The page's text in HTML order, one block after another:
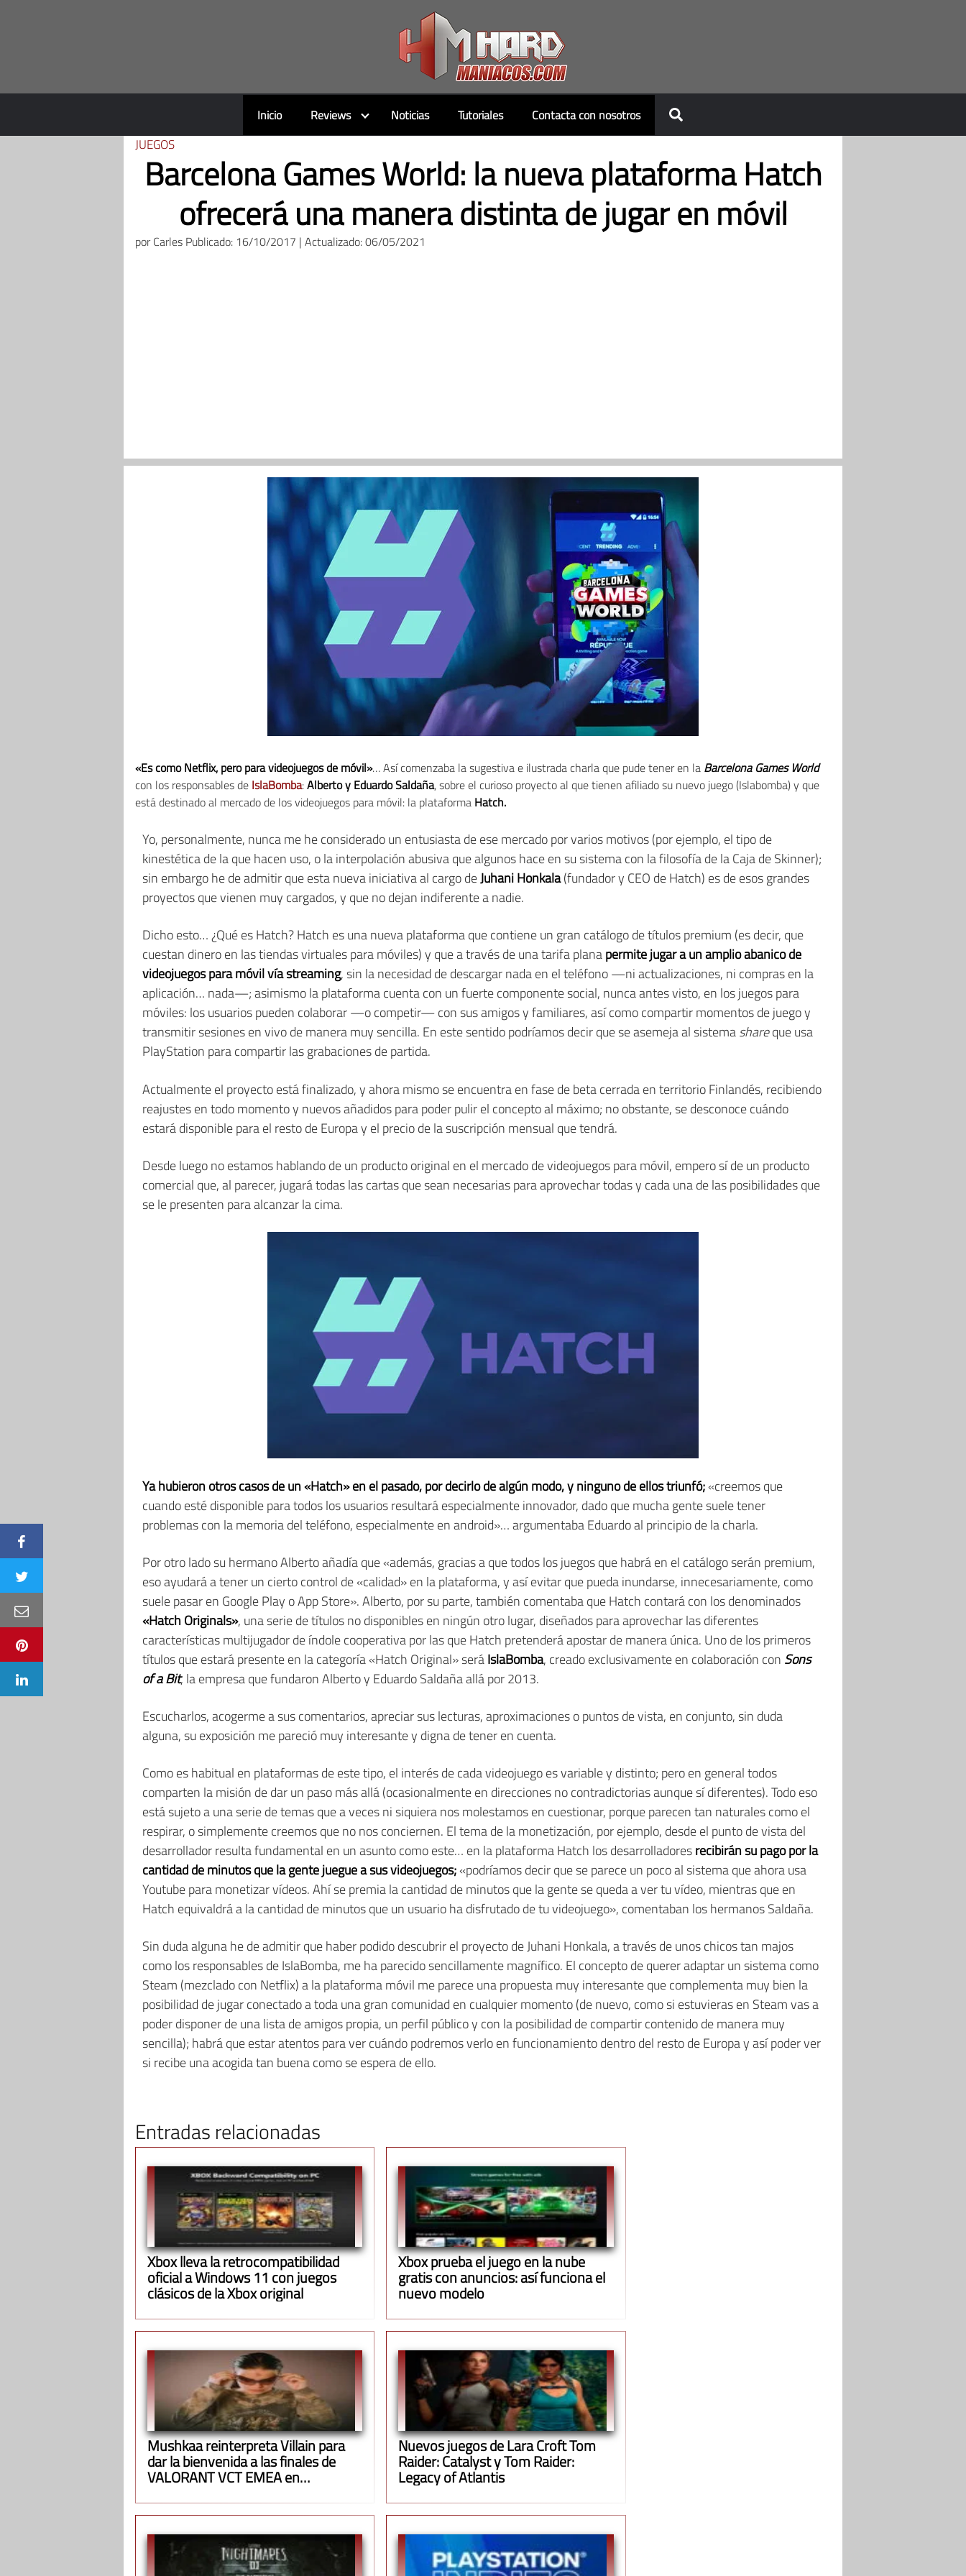
Inicio Reviews Noticias Tutoriales Contacta con nosotros
JUEGOS
Barcelona Games World: la nueva plataforma Hatch
ofrecerá una manera distinta de jugar en móvil
porCarles Publicado: 16/10/2017 | Actualizado: 06/05/2021
«Es como Netflix, pero para videojuegos de móvil»… Así comenzaba la sugestiva e ilustrada charla que pude tener en la Barcelona Games World
con los responsables de IslaBomba:Alberto y Eduardo Saldaña, sobre el curioso proyecto al que tienen afiliado su nuevo juego (Islabomba) y que
está destinado al mercado de los videojuegos para móvil: la plataforma Hatch.
Yo, personalmente, nunca me he considerado un entusiasta de ese mercado por varios motivos (por ejemplo, el tipo de
kinestética de la que hacen uso, o la interpolación abusiva que algunos hace en su sistema con la filosofía de la Caja de Skinner);
sin embargo he de admitir que esta nueva iniciativa al cargo deJuhani Honkala(fundador y CEO de Hatch) es de esos grandes
proyectos que vienen muy cargados, y que no dejan indiferente a nadie.
Dicho esto… ¿Qué es Hatch? Hatch es una nueva plataforma que contiene un gran catálogo de títulos premium (es decir, que
cuestan dinero en las tiendas virtuales para móviles) y que a través de una tarifa planapermite jugar a un amplio abanico de
videojuegos para móvil vía streaming, sin la necesidad de descargar nada en el teléfono —ni actualizaciones, ni compras en la
aplicación… nada—; asimismo la plataforma cuenta con un fuerte componente social, nunca antes visto, en los juegos para
móviles: los usuarios pueden colaborar —o competir— con sus amigos y familiares, así como compartir momentos de juego y
transmitir sesiones en vivo de manera muy sencilla. En este sentido podríamos decir que se asemeja al sistemashareque usa
PlayStation para compartir las grabaciones de partida.
Actualmente el proyecto está finalizado, y ahora mismo se encuentra en fase de beta cerrada en territorio Finlandés, recibiendo
reajustes en todo momento y nuevos añadidos para poder pulir el concepto al máximo; no obstante, se desconoce cuándo
estará disponible para el resto de Europa y el precio de la suscripción mensual que tendrá.
Desde luego no estamos hablando de un producto original en el mercado de videojuegos para móvil, empero sí de un producto
comercial que, al parecer, jugará todas las cartas que sean necesarias para aprovechar todas y cada una de las posibilidades que
se le presenten para alcanzar la cima.
Ya hubieron otros casos de un «Hatch» en el pasado, por decirlo de algún modo, y ninguno de ellos triunfó;«creemos que
cuando esté disponible para todos los usuarios resultará especialmente innovador, dado que mucha gente suele tener
problemas con la memoria del teléfono, especialmente en android»… argumentaba Eduardo al principio de la charla.
Por otro lado su hermano Alberto añadía que «además, gracias a que todos los juegos que habrá en el catálogo serán premium,
eso ayudará a tener un cierto control de «calidad» en la plataforma, y así evitar que pueda inundarse, innecesariamente, como
suele pasar en Google Play o App Store». Alberto, por su parte, también comentaba que Hatch contará con los denominados
«Hatch Originals», una serie de títulos no disponibles en ningún otro lugar, diseñados para aprovechar las diferentes
características multijugador de índole cooperativa por las que Hatch pretenderá apostar de manera única. Uno de los primeros
títulos que estará presente en la categoría «Hatch Original» seráIslaBomba, creado exclusivamente en colaboración con Sons
of a Bit, la empresa que fundaron Alberto y Eduardo Saldaña allá por 2013.
Escucharlos, acogerme a sus comentarios, apreciar sus lecturas, aproximaciones o puntos de vista, en conjunto, sin duda
alguna, su exposición me pareció muy interesante y digna de tener en cuenta.
Como es habitual en plataformas de este tipo, el interés de cada videojuego es variable y distinto; pero en general todos
comparten la misión de dar un paso más allá (ocasionalmente en direcciones no contradictorias aunque sí diferentes). Todo eso
está sujeto a una serie de temas que a veces ni siquiera nos molestamos en cuestionar, porque parecen tan naturales como el
respirar, o simplemente creemos que no nos conciernen. El tema de la monetización, por ejemplo, desde el punto de vista del
desarrollador resulta fundamental en un asunto como este… en la plataforma Hatch los desarrolladoresrecibirán su pago por la
cantidad de minutos que la gente juegue a sus videojuegos;«podríamos decir que se parece un poco al sistema que ahora usa
Youtube para monetizar vídeos. Ahí se premia la cantidad de minutos que la gente se queda a ver tu vídeo, mientras que en
Hatch equivaldrá a la cantidad de minutos que un usuario ha disfrutado de tu videojuego», comentaban los hermanos Saldaña.
Sin duda alguna he de admitir que haber podido descubrir el proyecto de Juhani Honkala, a través de unos chicos tan majos
como los responsables de IslaBomba, me ha parecido sencillamente magnífico. El concepto de querer adaptar un sistema como
Steam (mezclado con Netflix) a la plataforma móvil me parece una propuesta muy interesante que complementa muy bien la
posibilidad de jugar conectado a toda una gran comunidad en cualquier momento (de nuevo, como si estuvieras en Steam vas a
poder disponer de una lista de amigos propia, un perfil público y con la posibilidad de compartir contenido de manera muy
sencilla); habrá que estar atentos para ver cuándo podremos verlo en funcionamiento dentro del resto de Europa y así poder ver
si recibe una acogida tan buena como se espera de ello.
Entradas relacionadas
Xbox lleva la retrocompatibilidad
oficial a Windows 11 con juegos
clásicos de la Xbox original
Xbox prueba el juego en la nube
gratis con anuncios: así funciona el
nuevo modelo
Mushkaa reinterpreta Villain para
dar la bienvenida a las finales de
VALORANT VCT EMEA en
Nuevos juegos de Lara Croft Tom
Raider: Catalyst y Tom Raider:
Legacy of Atlantis